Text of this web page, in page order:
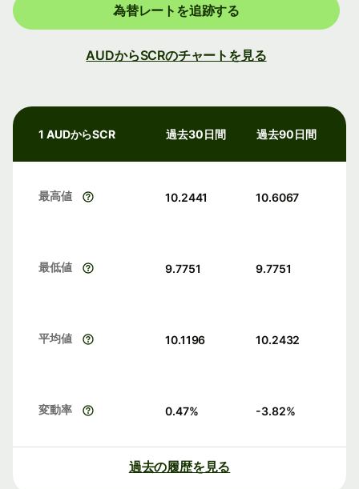
為替レートを追跡する
AUDからSCRのチャートを見る
1 AUDからSCR 過去30日間 過去90日間
最高値 10.2441 10.6067
最低値 9.7751 9.7751
平均値 10.1196 10.2432
変動率 0.47% -3.82%
過去の履歴を見る